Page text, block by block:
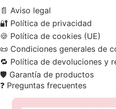
📄 Aviso legal
🔐 Política de privacidad
🍪 Política de cookies (UE)
📜 Condiciones generales de
🔁 Política de devoluciones y
🛡️ Garantía de productos
❓ Preguntas frecuentes